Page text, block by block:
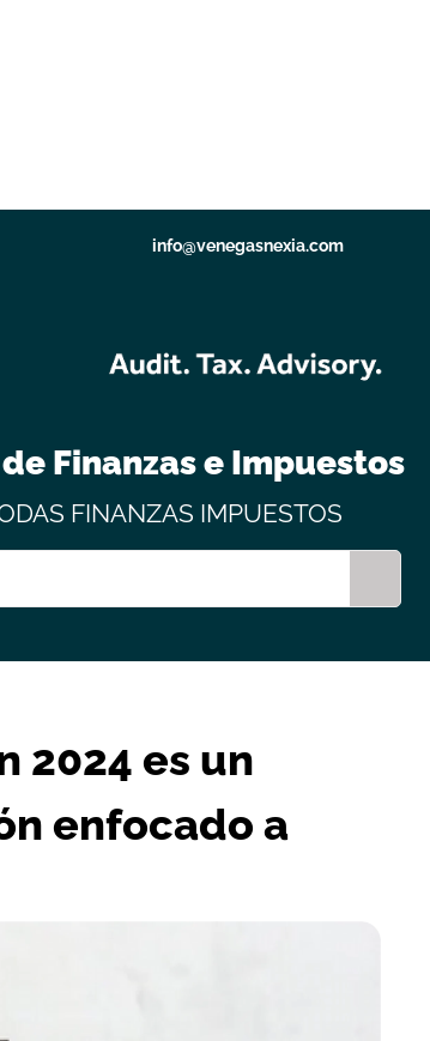
info@venegasnexia.com
Finanzas e Impuestos
FINANZAS IMPUESTOS
2024 es un
enfocado a